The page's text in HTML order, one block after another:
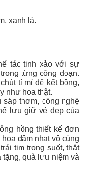
xanh lá.
tác tinh xảo với sự
từng công đoạn.
tỉ mỉ để kết bông,
như hoa thật.
thơm, công nghệ
lưu giữ vẻ đẹp của
hồng thiết kế đơn
đậm nhạt vô cùng
tim trong suốt, thắt
tặng, quà lưu niệm và
thích.